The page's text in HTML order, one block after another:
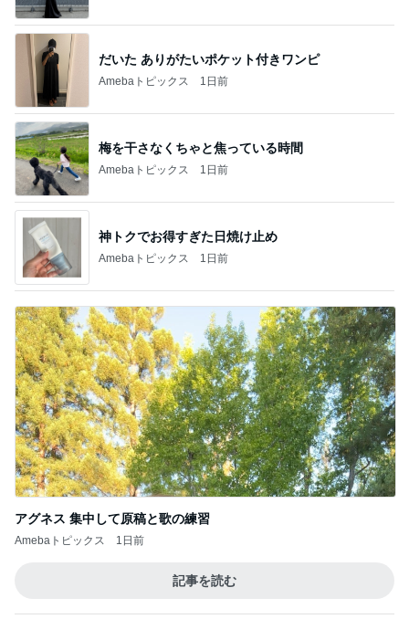
だいた ありがたいポケット付きワンピ
Amebaトピックス 1日前
梅を干さなくちゃと焦っている時間
Amebaトピックス 1日前
神トクでお得すぎた日焼け止め
Amebaトピックス 1日前
アグネス 集中して原稿と歌の練習
Amebaトピックス 1日前
記事を読む